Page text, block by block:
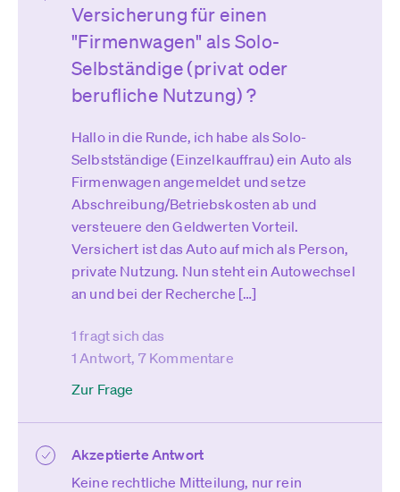
Versicherung für einen
"Firmenwagen" als Solo-
Selbständige (privat oder
berufliche Nutzung) ?
Hallo in die Runde, ich habe als Solo-
Selbstständige (Einzelkauffrau) ein Auto als
Firmenwagen angemeldet und setze
Abschreibung/Betriebskosten ab und
versteuere den Geldwerten Vorteil.
Versichert ist das Auto auf mich als Person,
private Nutzung. Nun steht ein Autowechsel
an und bei der Recherche […]
1 fragt sich das
1 Antwort, 7 Kommentare
Zur Frage
Akzeptierte Antwort
Keine rechtliche Mitteilung, nur rein